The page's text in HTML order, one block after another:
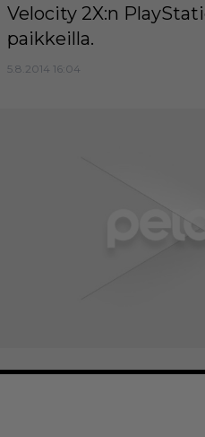
Velocity 2X:n
paikkeilla.
5.8.2014 16:04